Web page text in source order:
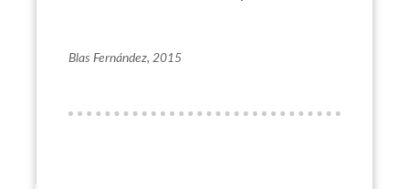
Blas Fernández, 2015